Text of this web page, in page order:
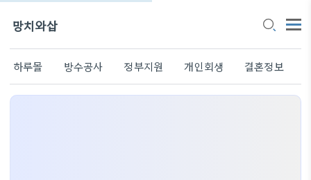
망치와삽
하루몰 방수공사 정부지원 개인회생 결혼정보